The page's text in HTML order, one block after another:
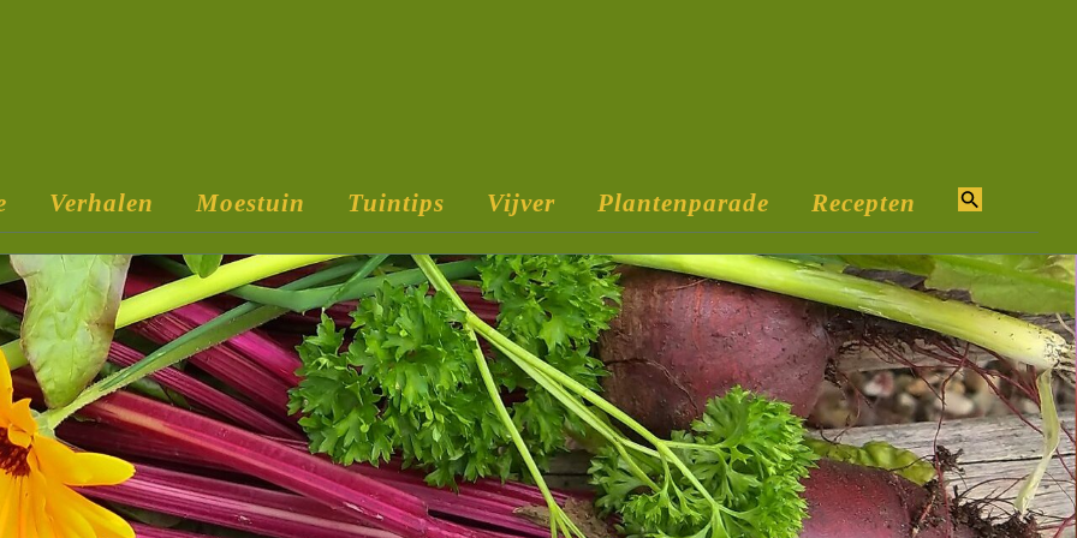
Verhalen Moestuin Tuintips Vijver Plantenparade Recepten